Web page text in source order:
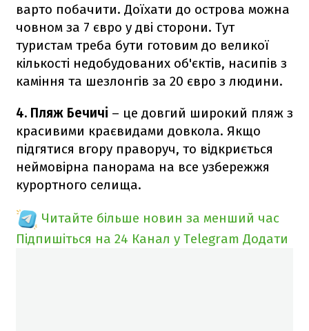
варто побачити. Доїхати до острова можна
човном за 7 євро у дві сторони. Тут
туристам треба бути готовим до великої
кількості недобудованих об'єктів, насипів з
каміння та шезлонгів за 20 євро з людини.
4. Пляж Бечичі – це довгий широкий пляж з
красивими краєвидами довкола. Якщо
підгятися вгору праворуч, то відкриється
неймовірна панорама на все узбережжя
курортного селища.
Читайте більше новин за менший час
Підпишіться на 24 Канал у Telegram Додати